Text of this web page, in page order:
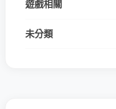
遊戲相關
未分類